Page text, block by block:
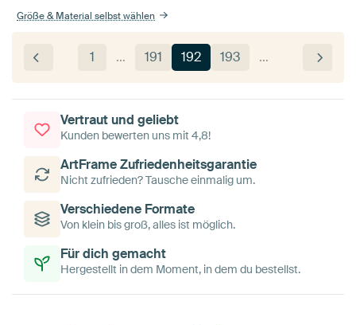
Größe & Material selbst wählen
1 … 191 192 193 …
Vertraut und geliebt
Kunden bewerten uns mit 4,8!
ArtFrame Zufriedenheitsgarantie
Nicht zufrieden? Tausche einmalig um.
Verschiedene Formate
Von klein bis groß, alles ist möglich.
Für dich gemacht
Hergestellt in dem Moment, in dem du bestellst.